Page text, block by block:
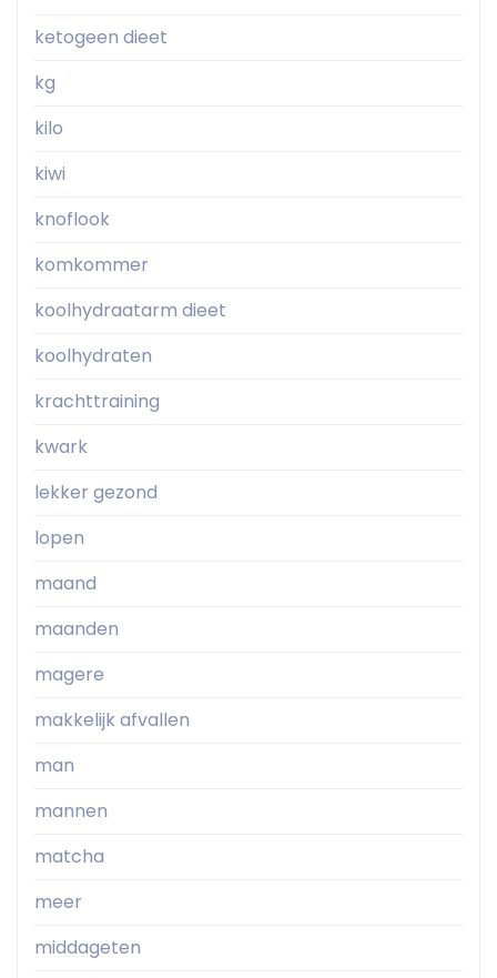
ketogeen dieet
kg
kilo
kiwi
knoflook
komkommer
koolhydraatarm dieet
koolhydraten
krachttraining
kwark
lekker gezond
lopen
maand
maanden
magere
makkelijk afvallen
man
mannen
matcha
meer
middageten